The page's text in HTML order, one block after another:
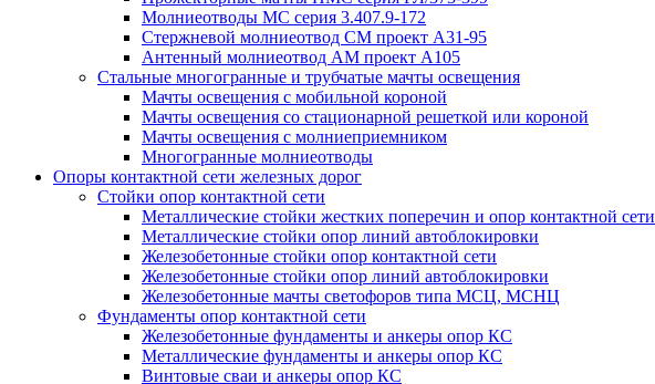
Молниеотводы МС серия 3.407.9-172
Стержневой молниеотвод СМ проект А31-95
Антенный молниеотвод АМ проект А105
Стальные многогранные и трубчатые мачты освещения
Мачты освещения с мобильной короной
Мачты освещения со стационарной решеткой или короной
Мачты освещения с молниеприемником
Многогранные молниеотводы
Опоры контактной сети железных дорог
Стойки опор контактной сети
Металлические стойки жестких поперечин и опор контактной сети
Металлические стойки опор линий автоблокировки
Железобетонные стойки опор контактной сети
Железобетонные стойки опор линий автоблокировки
Железобетонные мачты светофоров типа МСЦ, МСНЦ
Фундаменты опор контактной сети
Железобетонные фундаменты и анкеры опор КС
Металлические фундаменты и анкеры опор КС
Винтовые сваи и анкеры опор КС